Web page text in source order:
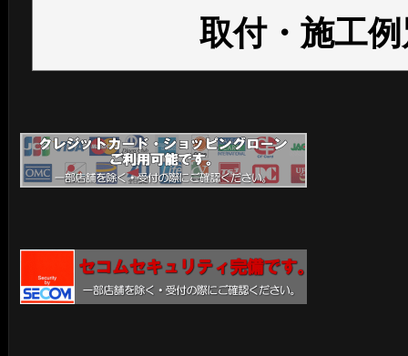
取付・施工